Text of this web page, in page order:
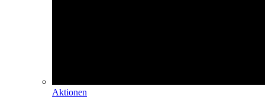
Aktionen